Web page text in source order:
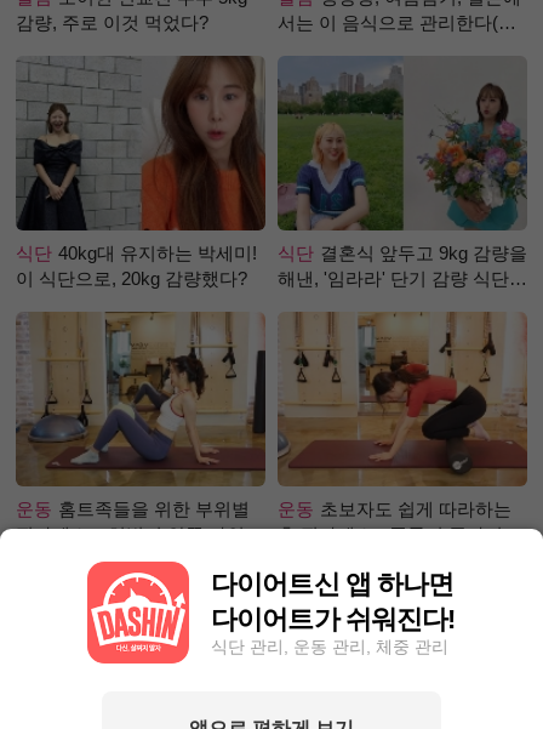
감량, 주로 이것 먹었다?
서는 이 음식으로 관리한다(생
식단 40kg대 유지하는 박세미!
이 식단으로, 20kg 감량했다?
식단 결혼식 앞두고 9kg 감량을
해낸, '임라라' 단기 감량 식단
운동 홈트족들을 위한 부위별
필라테스 – 허벅지 안쪽 라인
운동 초보자도 쉽게 따라하는
홈 필라테스 - 폼롤러 종아리 알
다이어트신 앱 하나면
다이어트가 쉬워진다!
식단 관리, 운동 관리, 체중 관리